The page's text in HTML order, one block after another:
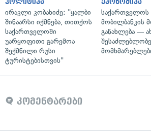
პოლიტიკა
ირაკლი კობახიძე: "ყალბი
შინაარსი იქმნება, თითქოს
საქართველოში
უარყოფითი გარემოა
შექმნილი რუსი
ტურისტებისთვის"
ეკონომიკა
საქართველოს
მობილბანკის
განახლება —
კომენტარები